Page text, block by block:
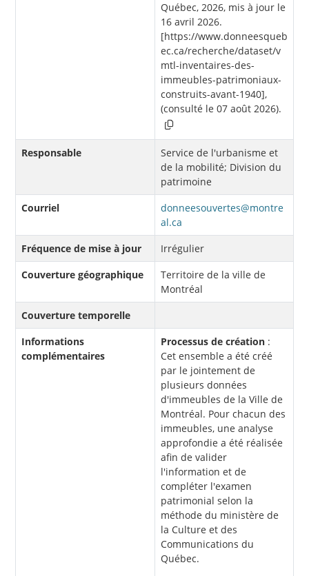
Québec, 2026, mis à jour le
16 avril 2026.
[https://www.donneesqueb
ec.ca/recherche/dataset/v
mtl-inventaires-des-
immeubles-patrimoniaux-
construits-avant-1940],
(consulté le 07 août 2026).
Responsable
Service de l'urbanisme et
de la mobilité; Division du
patrimoine
Courriel
donneesouvertes@montre
al.ca
Fréquence de mise à jour
Irrégulier
Couverture géographique
Territoire de la ville de
Montréal
Couverture temporelle
Informations
complémentaires
Processus de création :
Cet ensemble a été créé
par le jointement de
plusieurs données
d'immeubles de la Ville de
Montréal. Pour chacun des
immeubles, une analyse
approfondie a été réalisée
afin de valider
l'information et de
compléter l'examen
patrimonial selon la
méthode du ministère de
la Culture et des
Communications du
Québec.